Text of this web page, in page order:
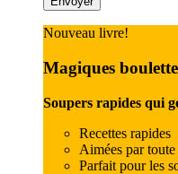
Nouveau livre!
Magiques
Soupers rapides qui
Recettes rapides
Aimées par
Parfait pour les